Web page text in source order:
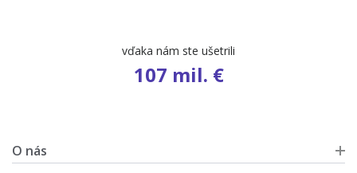
počet ponúk
9 583
O nás